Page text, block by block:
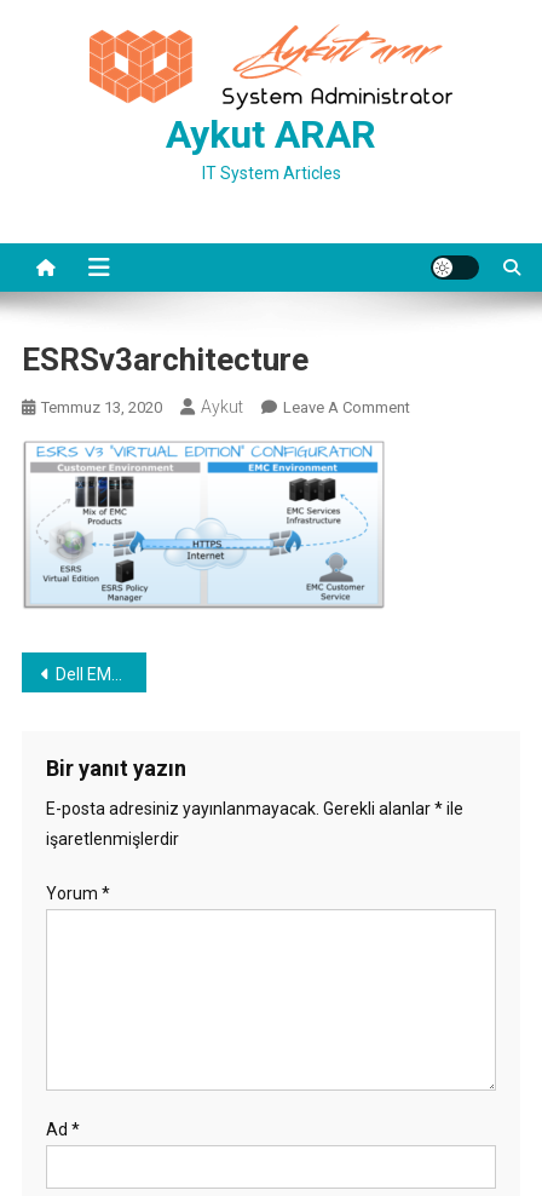
Aykut ARAR
IT System Articles
ESRSv3architecture
Temmuz 13, 2020 Aykut Leave A CommentOn
Yazı
Dell EMC SRS nedir? SRS version upgrade 3.4.00 to 3.44.00.08
Bir yanıt yazın
E-posta adresiniz yayınlanmayacak. Gerekli alanlar*ile
işaretlenmişlerdir
Yorum *
Ad *